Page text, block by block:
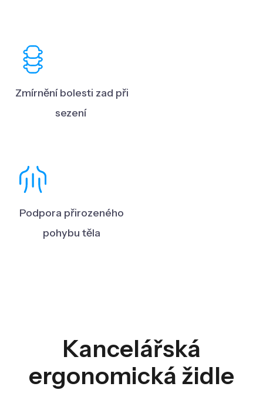
Zmírnění bolesti zad při
sezení
Podpora přirozeného
pohybu těla
Kancelářská
ergonomická židle